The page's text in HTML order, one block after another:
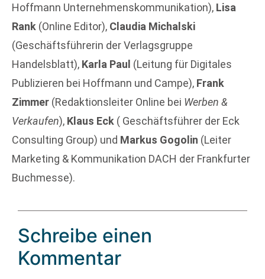
Hoffmann Unternehmenskommunikation), Lisa
Rank (Online Editor), Claudia Michalski
(Geschäftsführerin der Verlagsgruppe
Handelsblatt), Karla Paul (Leitung für Digitales
Publizieren bei Hoffmann und Campe), Frank
Zimmer (Redaktionsleiter Online bei Werben &
Verkaufen), Klaus Eck ( Geschäftsführer der Eck
Consulting Group) und Markus Gogolin (Leiter
Marketing & Kommunikation DACH der Frankfurter
Buchmesse).
Schreibe einen
Kommentar